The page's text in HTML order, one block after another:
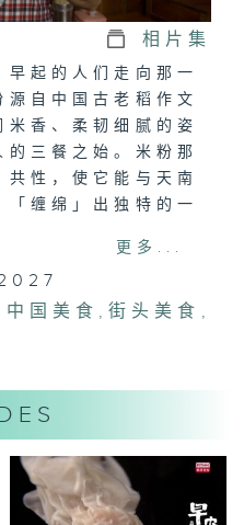
相片集
起的人们走向那一
自中国古老稻作文
香、柔韧细腻的姿
三餐之始。米粉那
性，使它能与天南
缠绵」出独特的一
友粉，桂林米粉，
更多...
中国美食 ,街头美食 ,